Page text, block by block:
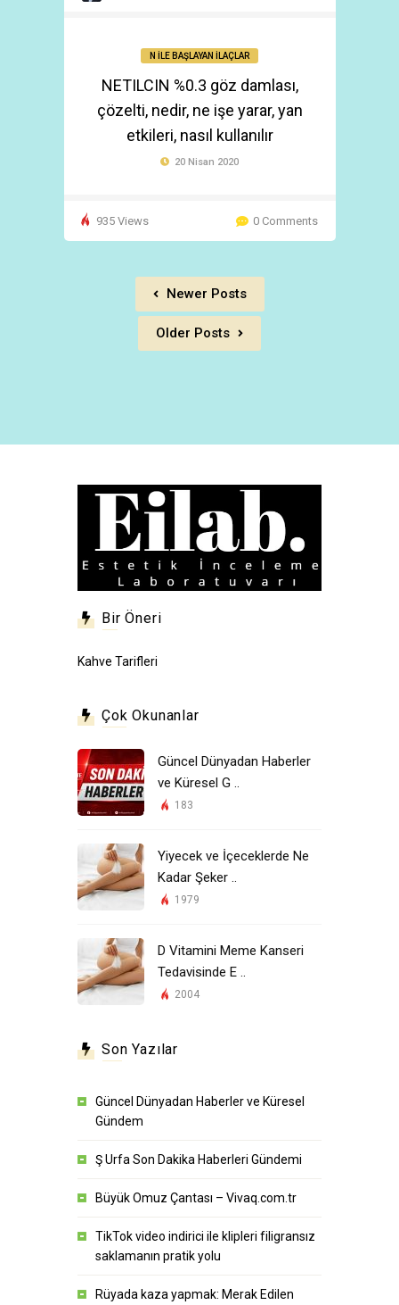
N İLE BAŞLAYAN İLAÇLAR
NETILCIN %0.3 göz damlası,
çözelti, nedir, ne işe yarar, yan
etkileri, nasıl kullanılır
20 Nisan 2020
935 Views 0 Comments
Newer Posts
Older Posts
Bir Öneri
Kahve Tarifleri
Çok Okunanlar
Güncel Dünyadan Haberler
ve Küresel G ..
183
Yiyecek ve İçeceklerde Ne
Kadar Şeker ..
1979
D Vitamini Meme Kanseri
Tedavisinde E ..
2004
Son Yazılar
Güncel Dünyadan Haberler ve Küresel
Gündem
Ş Urfa Son Dakika Haberleri Gündemi
Büyük Omuz Çantası – Vivaq.com.tr
TikTok video indirici ile klipleri filigransız
saklamanın pratik yolu
Rüyada kaza yapmak: Merak Edilen